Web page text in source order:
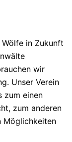
in Zukunft
wir
Unser Verein
zum einen
zum anderen
Möglichkeiten